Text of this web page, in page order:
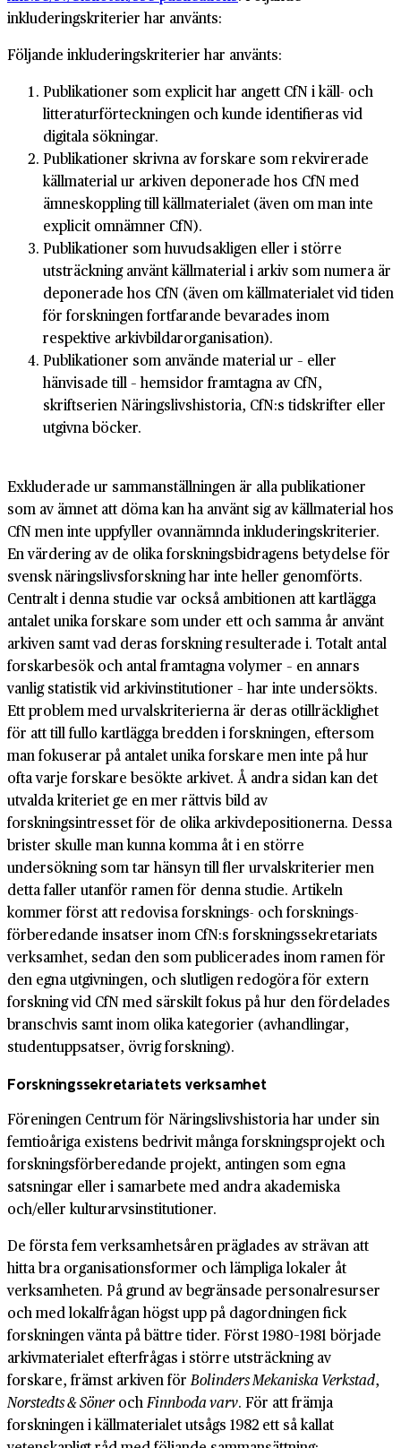
inkluderingskriterier har använts:
Följande inkluderingskriterier har använts:
Publikationer som explicit har angett CfN i käll- och
litteraturförteckningen och kunde identifieras vid
digitala sökningar.
Publikationer skrivna av forskare som rekvirerade
källmaterial ur arkiven deponerade hos CfN med
ämneskoppling till källmaterialet (även om man inte
explicit omnämner CfN).
Publikationer som huvudsakligen eller i större
utsträckning använt källmaterial i arkiv som numera är
deponerade hos CfN (även om källmaterialet vid tiden
för forskningen fortfarande bevarades inom
respektive arkivbildarorganisation).
Publikationer som använde material ur – eller
hänvisade till – hemsidor framtagna av CfN,
skriftserien Näringslivshistoria, CfN:s tidskrifter eller
utgivna böcker.
Exkluderade ur sammanställningen är alla publikationer
som av ämnet att döma kan ha använt sig av källmaterial hos
CfN men inte uppfyller ovannämnda inkluderings­kriterier.
En värdering av de olika forskningsbidragens betydelse för
svensk näringslivsforskning har inte heller genomförts.
Centralt i denna studie var också ambitionen att kartlägga
antalet unika forskare som under ett och samma år använt
arkiven samt vad deras forskning resulterade i. Totalt antal
forskarbesök och antal framtagna volymer – en annars
vanlig statistik vid arkivinstitutioner – har inte undersökts.
Ett problem med urvals­kriterierna är deras otillräcklighet
för att till fullo kartlägga bredden i forskningen, eftersom
man fokuserar på antalet unika forskare men inte på hur
ofta varje forskare besökte arkivet. Å andra sidan kan det
utvalda kriteriet ge en mer rättvis bild av
forskningsintresset för de olika arkiv­depositionerna. Dessa
brister skulle man kunna komma åt i en större
undersökning som tar hänsyn till fler urvalskriterier men
detta faller utanför ramen för denna studie. Artikeln
kommer först att redovisa forsknings- och forsknings­
förberedande insatser inom CfN:s forsknings­sekretariats
verksamhet, sedan den som publicerades inom ramen för
den egna utgivningen, och slutligen redogöra för extern
forskning vid CfN med särskilt fokus på hur den fördelades
branschvis samt inom olika kategorier (avhandlingar,
studentuppsatser, övrig forskning).
Forskningssekretariatets verksamhet
Föreningen Centrum för Näringslivshistoria har under sin
femtioåriga existens bedrivit många forskningsprojekt och
forskningsförberedande projekt, antingen som egna
satsningar eller i samarbete med andra akademiska
och/eller kulturarvsinstitutioner.
De första fem verksamhetsåren präglades av strävan att
hitta bra organisationsformer och lämpliga lokaler åt
verksamheten. På grund av begränsade personalresurser
och med lokalfrågan högst upp på dagordningen fick
forskningen vänta på bättre tider. Först 1980–1981 började
arkivmaterialet efterfrågas i större utsträckning av
forskare, främst arkiven förBolinders Mekaniska Verkstad,
Norstedts & SönerochFinnboda varv. För att främja
forskningen i källmaterialet utsågs 1982 ett så kallat